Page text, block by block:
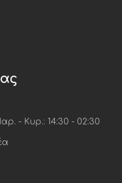
- Κυρ.: 14:30 - 02:30